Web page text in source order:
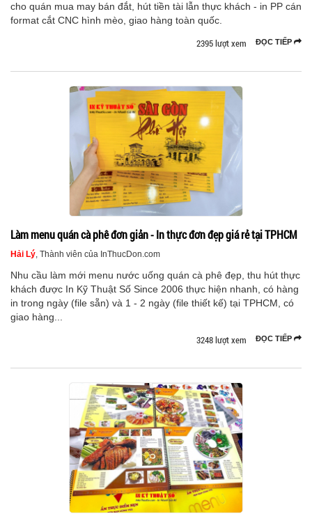
cho quán mua may bán đắt, hút tiền tài lẫn thực khách - in PP cán
format cắt CNC hình mèo, giao hàng toàn quốc.
ĐỌC TIẾP
2395 lượt xem
Làm menu quán cà phê đơn giản - In thực đơn đẹp giá rẻ tại TPHCM
Hải Lý, Thành viên của InThucDon.com
Nhu cầu làm mới menu nước uống quán cà phê đẹp, thu hút thực
khách được In Kỹ Thuật Số Since 2006 thực hiện nhanh, có hàng
in trong ngày (file sẵn) và 1 - 2 ngày (file thiết kế) tại TPHCM, có
giao hàng...
ĐỌC TIẾP
3248 lượt xem